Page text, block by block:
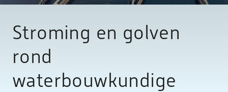
Stroming en golven
rond
waterbouwkundige